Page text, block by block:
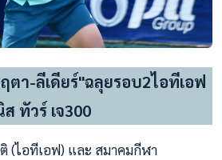
า-ลีเดียร์"ฉลุยรอบ2ไอทีเอฟ
ทัวร์ เจ300
(ไอทีเอฟ) และ สมาคมกีฬา